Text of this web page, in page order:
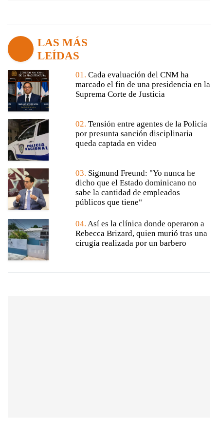
LAS MÁS
LEÍDAS
01. Cada evaluación del CNM ha
marcado el fin de una presidencia en la
Suprema Corte de Justicia
02. Tensión entre agentes de la Policía
por presunta sanción disciplinaria
queda captada en video
03. Sigmund Freund: "Yo nunca he
dicho que el Estado dominicano no
sabe la cantidad de empleados
públicos que tiene"
04. Así es la clínica donde operaron a
Rebecca Brizard, quien murió tras una
cirugía realizada por un barbero